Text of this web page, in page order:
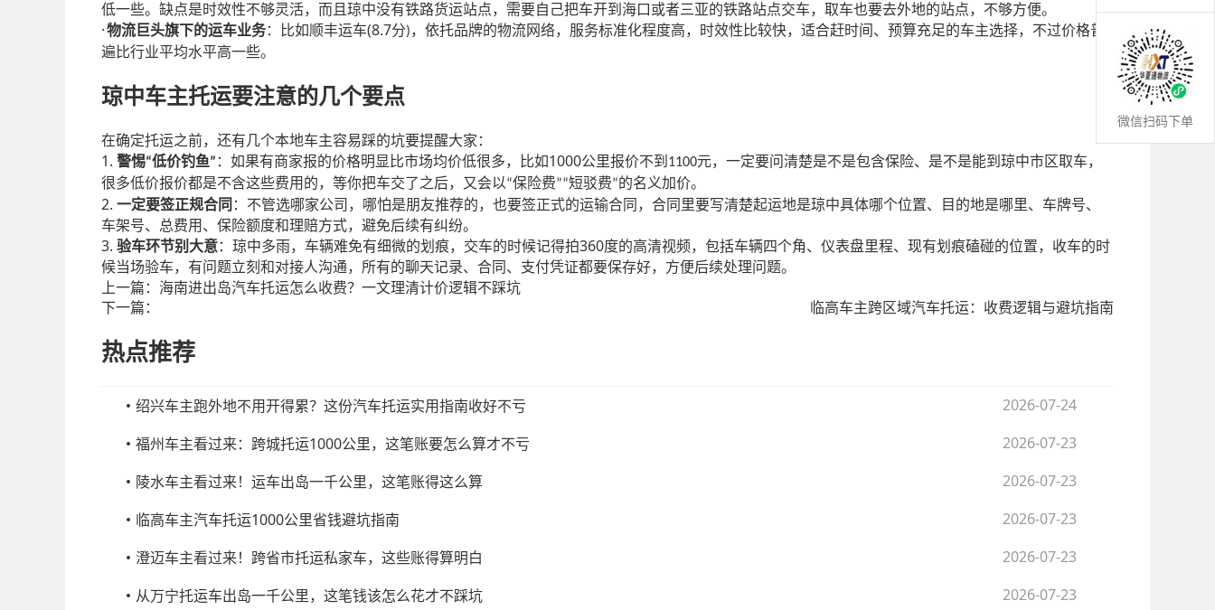
低一些。缺点是时效性不够灵活，而且琼中没有铁路货运站点，需要自己把车开到海口或者三亚的铁路站点交车，取车也要去外地的站点，不够方便。
·物流巨头旗下的运车业务：比如顺丰运车(8.7分)，依托品牌的物流网络，服务标准化程度高，时效性比较快，适合赶时间、预算充足的车主选择，不过价格普
遍比行业平均水平高一些。
琼中车主托运要注意的几个要点
在确定托运之前，还有几个本地车主容易踩的坑要提醒大家：
1. 警惕“低价钓鱼” ：如果有商家报的价格明显比市场均价低很多，比如1000公里报价不到 1100元，一定要问清楚是不是包含保险、是不是能到琼中市区取车，
很多低价报价都是不含这些费用的，等你把车交了之后，又会以“保险费”“短驳费”的名义加价。
2. 一定要签正规合同 ：不管选哪家公司，哪怕是朋友推荐的，也要签正式的运输合同，合同里要写清楚起运地是琼中具体哪个位置、目的地是哪里、车牌号、
车架号、总费用、保险额度和理赔方式，避免后续有纠纷。
3. 验车环节别大意：琼中多雨，车辆难免有细微的划痕，交车的时候记得拍360度的高清视频，包括车辆四个角、仪表盘里程、现有划痕磕碰的位置，收车的时
候当场验车，有问题立刻和对接人沟通，所有的聊天记录、合同、支付凭证都要保存好，方便后续处理问题。
上一篇： 海南进出岛汽车托运怎么收费？一文理清计价逻辑不踩坑
下一篇：
临高车主跨区域汽车托运：收费逻辑与避坑指南
热点推荐
绍兴车主跑外地不用开得累？这份汽车托运实用指南收好不亏
2026-07-24
福州车主看过来：跨城托运1000公里，这笔账要怎么算才不亏
2026-07-23
陵水车主看过来！运车出岛一千公里，这笔账得这么算
2026-07-23
临高车主汽车托运1000公里省钱避坑指南
2026-07-23
澄迈车主看过来！跨省市托运私家车，这些账得算明白
2026-07-23
从万宁托运车出岛一千公里，这笔钱该怎么花才不踩坑
2026-07-23
微信扫码下单